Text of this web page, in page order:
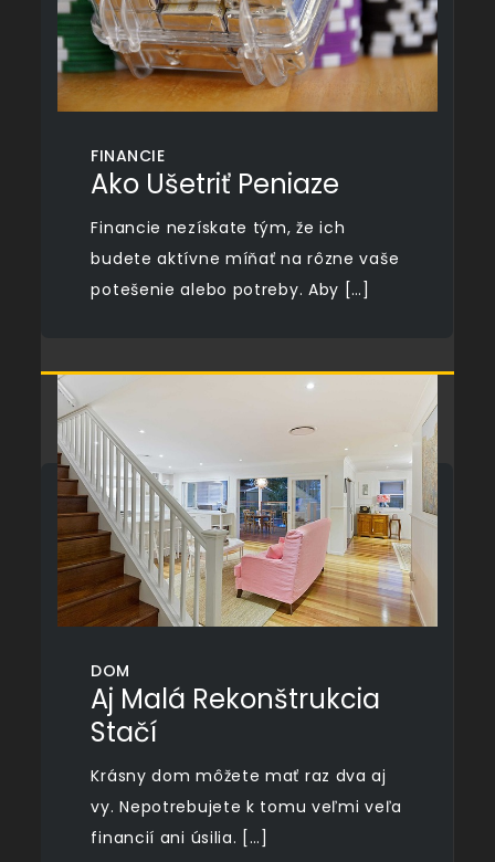
FINANCIE
Ako Ušetriť Peniaze
Financie nezískate tým, že ich
budete aktívne míňať na rôzne vaše
potešenie alebo potreby. Aby […]
DOM
Aj Malá Rekonštrukcia
Stačí
Krásny dom môžete mať raz dva aj
vy. Nepotrebujete k tomu veľmi veľa
financií ani úsilia. […]